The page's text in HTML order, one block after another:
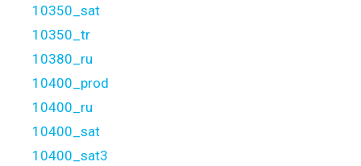
10350_sat
10350_tr
10380_ru
10400_prod
10400_ru
10400_sat
10400_sat3